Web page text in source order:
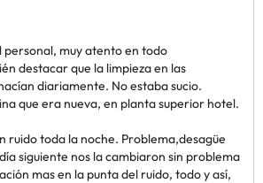
personal, muy atento en todo
destacar que la limpieza en las
diariamente. No estaba sucio.
que era nueva, en planta superior hotel.
ruido toda la noche. Problema,desagüe
siguiente nos la cambiaron sin problema
mas en la punta del ruido, todo y así,